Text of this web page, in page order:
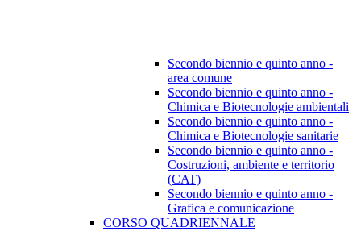
Secondo biennio e quinto anno -
area comune
Secondo biennio e quinto anno -
Chimica e Biotecnologie ambientali
Secondo biennio e quinto anno -
Chimica e Biotecnologie sanitarie
Secondo biennio e quinto anno -
Costruzioni, ambiente e territorio
(CAT)
Secondo biennio e quinto anno -
Grafica e comunicazione
CORSO QUADRIENNALE